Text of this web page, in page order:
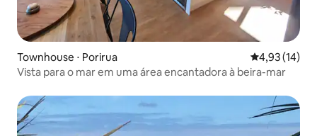
Townhouse ⋅ Porirua 4,93 de uma
4,93 (14)
Vista para o mar em uma área encantadora à beira-mar